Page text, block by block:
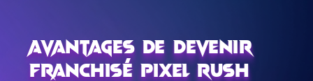
Avantages de Devenir
Franchisé Pixel Rush